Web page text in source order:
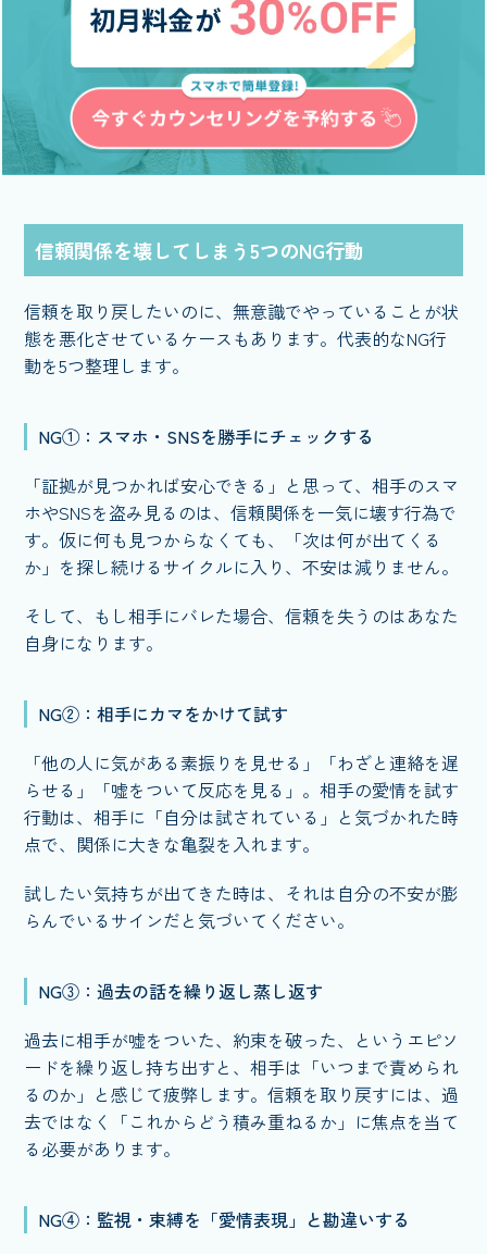
信頼関係を壊してしまう5つのNG行動
信頼を取り戻したいのに、無意識でやっていることが状
態を悪化させているケースもあります。代表的なNG行
動を5つ整理します。
NG①：スマホ・SNSを勝手にチェックする
「証拠が見つかれば安心できる」と思って、相手のスマ
ホやSNSを盗み見るのは、信頼関係を一気に壊す行為で
す。仮に何も見つからなくても、「次は何が出てくる
か」を探し続けるサイクルに入り、不安は減りません。
そして、もし相手にバレた場合、信頼を失うのはあなた
自身になります。
NG②：相手にカマをかけて試す
「他の人に気がある素振りを見せる」「わざと連絡を遅
らせる」「嘘をついて反応を見る」。相手の愛情を試す
行動は、相手に「自分は試されている」と気づかれた時
点で、関係に大きな亀裂を入れます。
試したい気持ちが出てきた時は、それは自分の不安が膨
らんでいるサインだと気づいてください。
NG③：過去の話を繰り返し蒸し返す
過去に相手が嘘をついた、約束を破った、というエピソ
ードを繰り返し持ち出すと、相手は「いつまで責められ
るのか」と感じて疲弊します。信頼を取り戻すには、過
去ではなく「これからどう積み重ねるか」に焦点を当て
る必要があります。
NG④：監視・束縛を「愛情表現」と勘違いする